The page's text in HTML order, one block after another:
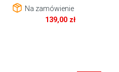
Na zamówienie
139,00 zł